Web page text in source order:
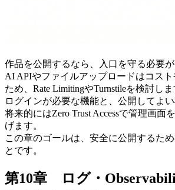
作品を公開するなら、入口を守る必要が
AI APIやファイルアップロードはコス
ため、Rate LimitingやTurnstileを検討しま
ログインが必要な機能と、公開してよい
将来的にはZero Trust Accessで管理画面
げます。
この章のゴールは、安全に公開するた
とです。
第10章 ログ・